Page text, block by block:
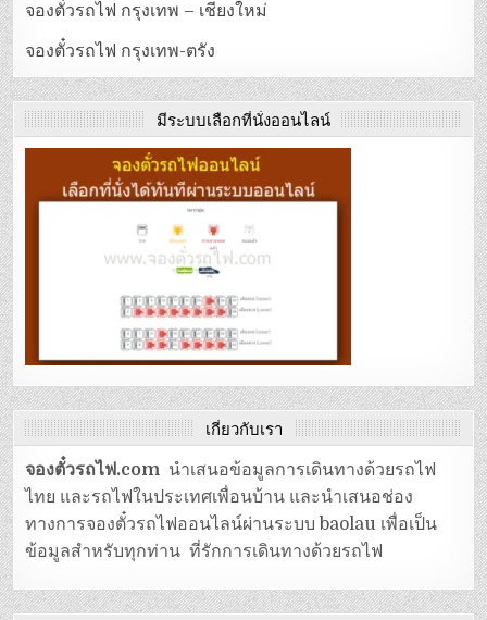
จองตั๋วรถไฟ กรุงเทพ – เชียงใหม่
จองตั๋วรถไฟ กรุงเทพ-ตรัง
มีระบบเลือกที่นั่งออนไลน์
เกี่ยวกับเรา
จองตั๋วรถไฟ.com นำเสนอข้อมูลการเดินทางด้วยรถไฟ
ไทย และรถไฟในประเทศเพื่อนบ้าน และนำเสนอช่อง
ทางการจองตั๋วรถไฟออนไลน์ผ่านระบบ baolau เพื่อเป็น
ข้อมูลสำหรับทุกท่าน ที่รักการเดินทางด้วยรถไฟ